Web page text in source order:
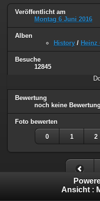
Veröffentlicht am
Montag 6 Juni 2016
Alben
History /
Besuche
12845
Bewertung
noch keine Bewertung
Foto bewerten
0 1 2
Ansicht :